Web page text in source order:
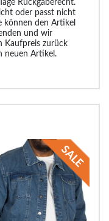
Rückgaberecht.
oder passt nicht
können den Artikel
und wir
Kaufpreis zurück
neuen Artikel.